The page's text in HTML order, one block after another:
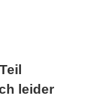
leider